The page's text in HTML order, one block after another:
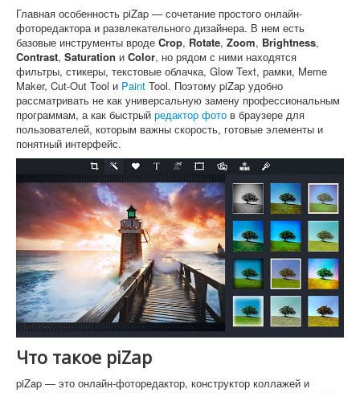
Главная особенность piZap — сочетание простого онлайн-
фоторедактора и развлекательного дизайнера. В нем есть
базовые инструменты вроде Crop, Rotate, Zoom, Brightness,
Contrast, Saturation и Color, но рядом с ними находятся
фильтры, стикеры, текстовые облачка, Glow Text, рамки, Meme
Maker, Cut-Out Tool и Paint Tool. Поэтому piZap удобно
рассматривать не как универсальную замену профессиональным
программам, а как быстрый редактор фото в браузере для
пользователей, которым важны скорость, готовые элементы и
понятный интерфейс.
Что такое piZap
piZap — это онлайн-фоторедактор, конструктор коллажей и